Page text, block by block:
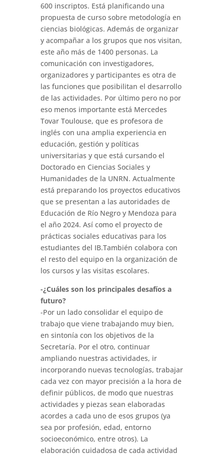
600 inscriptos. Está planificando una
propuesta de curso sobre metodología en
ciencias biológicas. Además de organizar
y acompañar a los grupos que nos visitan,
este año más de 1400 personas. La
comunicación con investigadores,
organizadores y participantes es otra de
las funciones que posibilitan el desarrollo
de las actividades. Por último pero no por
eso menos importante está Mercedes
Tovar Toulouse, que es profesora de
inglés con una amplia experiencia en
educación, gestión y políticas
universitarias y que está cursando el
Doctorado en Ciencias Sociales y
Humanidades de la UNRN. Actualmente
está preparando los proyectos educativos
que se presentan a las autoridades de
Educación de Río Negro y Mendoza para
el año 2024. Así como el proyecto de
prácticas sociales educativas para los
estudiantes del IB.También colabora con
el resto del equipo en la organización de
los cursos y las visitas escolares.
-¿Cuáles son los principales desafíos a
futuro?
-Por un lado consolidar el equipo de
trabajo que viene trabajando muy bien,
en sintonía con los objetivos de la
Secretaría. Por el otro, continuar
ampliando nuestras actividades, ir
incorporando nuevas tecnologías, trabajar
cada vez con mayor precisión a la hora de
definir públicos, de modo que nuestras
actividades y piezas sean elaboradas
acordes a cada uno de esos grupos (ya
sea por profesión, edad, entorno
socioeconómico, entre otros). La
elaboración cuidadosa de cada actividad